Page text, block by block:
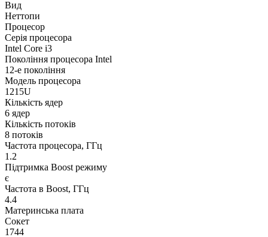
Вид
Неттопи
Процесор
Серія процесора
Intel Core i3
Покоління процесора Intel
12-е покоління
Модель процесора
1215U
Кількість ядер
6 ядер
Кількість потоків
8 потоків
Частота процесора, ГГц
1.2
Підтримка Boost режиму
є
Частота в Boost, ГГц
4.4
Материнська плата
Сокет
1744